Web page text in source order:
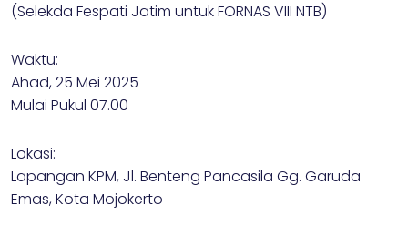
(Selekda Fespati Jatim untuk FORNAS VIII NTB)
Waktu:
Ahad, 25 Mei 2025
Mulai Pukul 07.00
Lokasi:
Lapangan KPM, Jl. Benteng Pancasila Gg. Garuda
Emas, Kota Mojokerto